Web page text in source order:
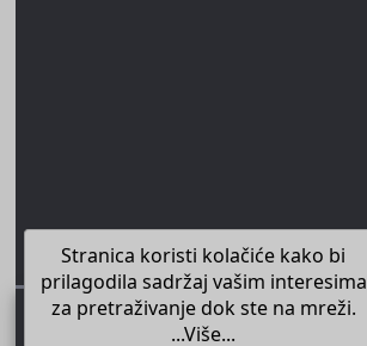
Stranica koristi kolačiće kako bi
prilagodila sadržaj vašim interesima
za pretraživanje dok ste na mreži.
...Više...